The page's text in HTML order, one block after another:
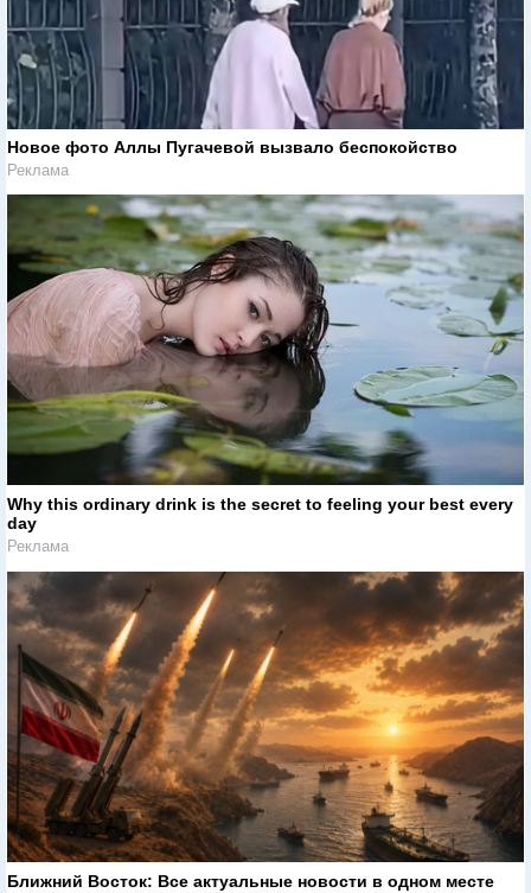
Новое фото Аллы Пугачевой вызвало беспокойство
Реклама
Why this ordinary drink is the secret to feeling your best every
day
Реклама
Ближний Восток: Все актуальные новости в одном месте